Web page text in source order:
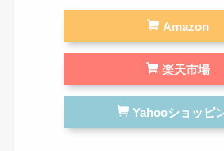
Amazon
楽天市場
Yahooショッピ